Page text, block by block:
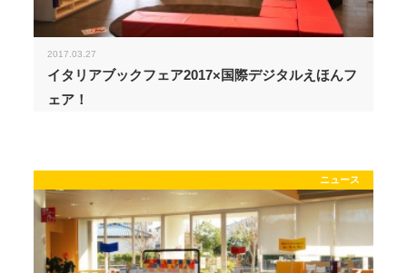
2017.03.27
イタリアブックフェア2017×国際デジタルえほんフ
ェア！
ニュース